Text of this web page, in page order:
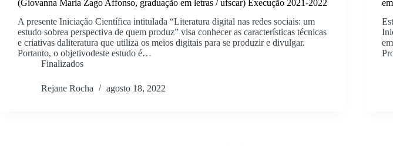
(Giovanna Maria Zago Affonso, graduação em letras / ufscar) Execução 2021-2022
A presente Iniciação Científica intitulada “Literatura digital nas redes sociais: um
estudo sobrea perspectiva de quem produz” visa conhecer as características técnicas
e criativas daliteratura que utiliza os meios digitais para se produzir e divulgar.
Portanto, o objetivodeste estudo é…
Finalizados
Rejane Rocha agosto 18, 2022